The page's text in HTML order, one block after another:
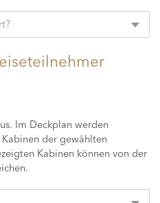
Im Deckplan werden
der gewählten
Kabinen können von der